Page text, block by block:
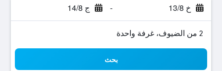
خ 13/8 - ج 14/8
2 من الضيوف، غرفة واحدة
بحث